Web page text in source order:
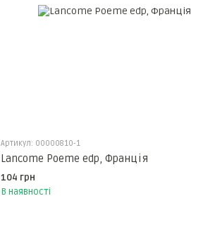
Артикул: 00000810-1
Lancome Poeme edp, Франція
104 грн
В наявності